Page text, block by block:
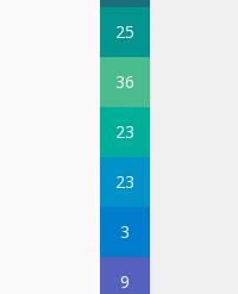
25
36
23
23
3
9